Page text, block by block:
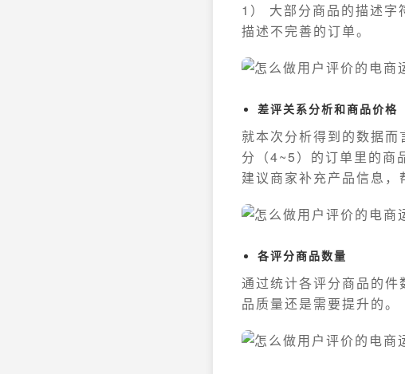
1） 大部分商品的描述
描述不完善的订单。
差评关系分析和商品价格
就本次分析得到的数据
分（4~5）的订单里的商
建议商家补充产品信息，
各评分商品数量
通过统计各评分商品的
品质量还是需要提升的。